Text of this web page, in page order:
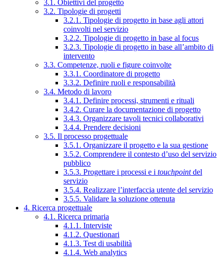
3.1. Obiettivi del progetto
3.2. Tipologie di progetti
3.2.1. Tipologie di progetto in base agli attori
coinvolti nel servizio
3.2.2. Tipologie di progetto in base al focus
3.2.3. Tipologie di progetto in base all’ambito di
intervento
3.3. Competenze, ruoli e figure coinvolte
3.3.1. Coordinatore di progetto
3.3.2. Definire ruoli e responsabilità
3.4. Metodo di lavoro
3.4.1. Definire processi, strumenti e rituali
3.4.2. Curare la documentazione di progetto
3.4.3. Organizzare tavoli tecnici collaborativi
3.4.4. Prendere decisioni
3.5. Il processo progettuale
3.5.1. Organizzare il progetto e la sua gestione
3.5.2. Comprendere il contesto d’uso del servizio
pubblico
3.5.3. Progettare i processi e i touchpointdel
servizio
3.5.4. Realizzare l’interfaccia utente del servizio
3.5.5. Validare la soluzione ottenuta
4. Ricerca progettuale
4.1. Ricerca primaria
4.1.1. Interviste
4.1.2. Questionari
4.1.3. Test di usabilità
4.1.4. Web analytics